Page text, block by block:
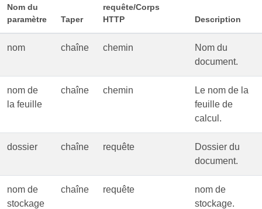
Nom du
paramètre
Taper
requête/Corps
HTTP
Description
nom chaîne chemin
Nom du
document.
nom de
la feuille
chaîne chemin
Le nom de la
feuille de
calcul.
dossier chaîne requête
Dossier du
document.
nom de
stockage
chaîne requête
nom de
stockage.